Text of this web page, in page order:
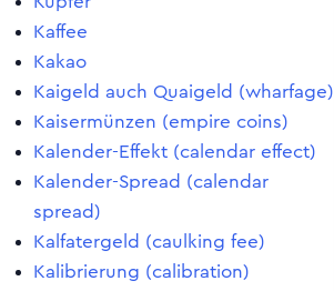
Kaffee
Kakao
Kaigeld auch Quaigeld (wharfage)
Kaisermünzen (empire coins)
Kalender-Effekt (calendar effect)
Kalender-Spread (calendar
spread)
Kalfatergeld (caulking fee)
Kalibrierung (calibration)